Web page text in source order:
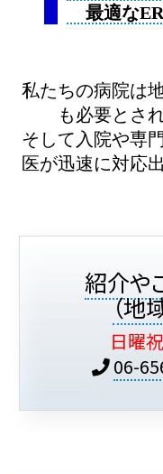
最適な
私たちの病院は
も必要とさ
そして入院や専
医が迅速に対応
紹介や
（地
日曜
06-